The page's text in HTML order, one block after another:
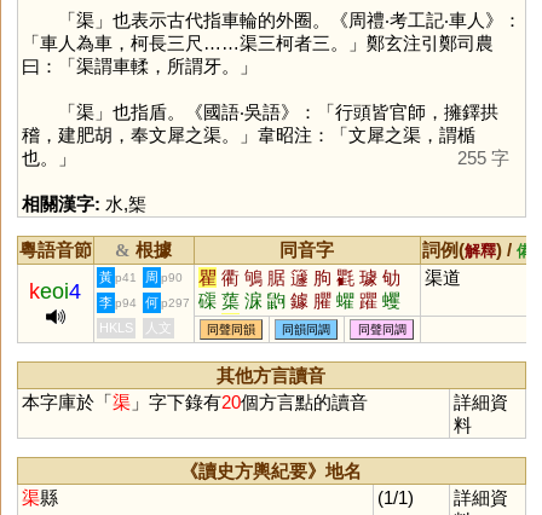
「渠」也表示古代指車輪的外圈。《周禮‧考工記‧車人》：
「車人為車，柯長三尺……渠三柯者三。」鄭玄注引鄭司農
曰：「渠謂車輮，所謂牙。」
「渠」也指盾。《國語‧吳語》：「行頭皆官師，擁鐸拱
稽，建肥胡，奉文犀之渠。」韋昭注：「文犀之渠，謂楯
也。」
255 字
相關漢字: 水,榘
粵語音節 & 根據 同音字 詞例(解釋) / 備
keoi4
黃 p41 周 p90 瞿 衢 鴝 腒 籧 朐 氍 璩 劬
磲 蕖 淭 鼩 鐻 臞 蠷 躣 蠼
欋 痀 蘧 匷 菃 葋 翑 翵 蚼
螶 蟝 斪 胊 絇 軥 豦 懅 灈
渠道
李 p94 何 p297
HKLS 人文 同聲同韻 同韻同調 同聲同調
其他方言讀音
本字庫於「渠」字下錄有20個方言點的讀音
詳細資
料
《讀史方輿紀要》地名
渠縣 (1/1)
詳細資